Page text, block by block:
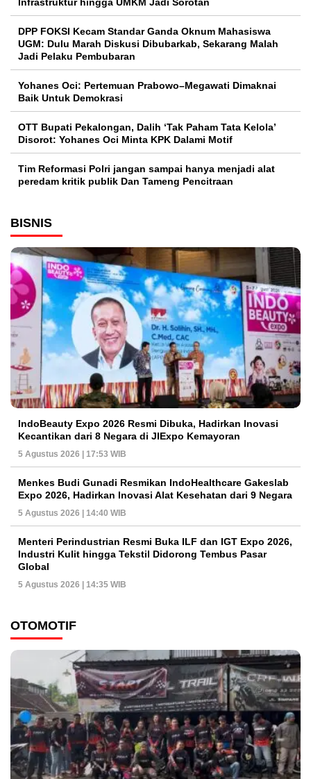
DPP FOKSI Kecam Standar Ganda Oknum Mahasiswa
UGM: Dulu Marah Diskusi Dibubarkab, Sekarang Malah
Jadi Pelaku Pembubaran
Yohanes Oci: Pertemuan Prabowo–Megawati Dimaknai
Baik Untuk Demokrasi
OTT Bupati Pekalongan, Dalih ‘Tak Paham Tata Kelola’
Disorot: Yohanes Oci Minta KPK Dalami Motif
Tim Reformasi Polri jangan sampai hanya menjadi alat
peredam kritik publik Dan Tameng Pencitraan
BISNIS
IndoBeauty Expo 2026 Resmi Dibuka, Hadirkan Inovasi
Kecantikan dari 8 Negara di JIExpo Kemayoran
5 Agustus 2026 | 17:53 WIB
Menkes Budi Gunadi Resmikan IndoHealthcare Gakeslab
Expo 2026, Hadirkan Inovasi Alat Kesehatan dari 9 Negara
5 Agustus 2026 | 14:40 WIB
Menteri Perindustrian Resmi Buka ILF dan IGT Expo 2026,
Industri Kulit hingga Tekstil Didorong Tembus Pasar
Global
5 Agustus 2026 | 14:35 WIB
OTOMOTIF